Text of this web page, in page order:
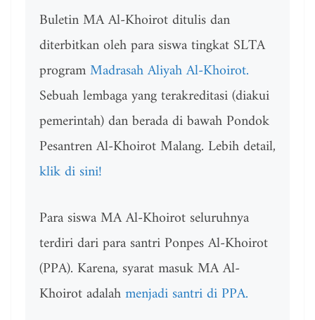
Buletin MA Al-Khoirot ditulis dan
diterbitkan oleh para siswa tingkat SLTA
programMadrasah Aliyah Al-Khoirot.
Sebuah lembaga yang terakreditasi (diakui
pemerintah) dan berada di bawah Pondok
Pesantren Al-Khoirot Malang. Lebih detail,
klik di sini!
Para siswa MA Al-Khoirot seluruhnya
terdiri dari para santri Ponpes Al-Khoirot
(PPA). Karena, syarat masuk MA Al-
Khoirot adalahmenjadi santri di PPA.